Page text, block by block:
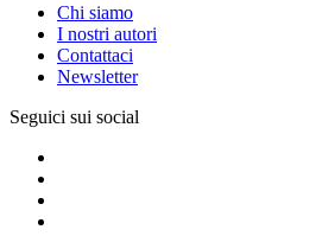
Chi siamo
I nostri autori
Contattaci
Newsletter
Seguici sui social